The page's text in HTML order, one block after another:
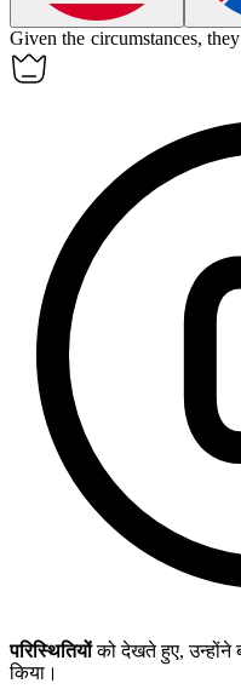
Given the circumstances,
परिस्थितियोंको देखते हुए, उन्होंने
किया।